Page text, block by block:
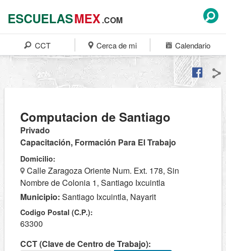
ESCUELASMEX.COM
CCT Cerca de mi Calendario
Computacion de Santiago
Privado
Capacitación, Formación Para El Trabajo
Domicilio:
Calle Zaragoza Oriente Num. Ext. 178, Sin
Nombre de Colonia 1, Santiago Ixcuintla
Municipio: Santiago Ixcuintla, Nayarit
Codigo Postal (C.P.):
63300
CCT (Clave de Centro de Trabajo):